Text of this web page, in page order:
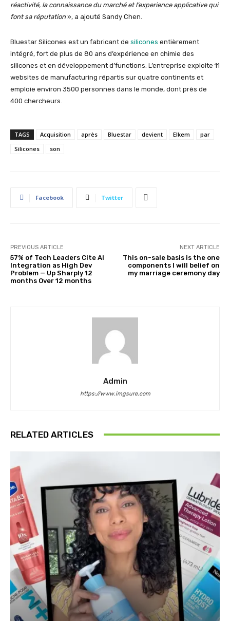
réactivité, la connaissance du marché et l’experience applicative qui
font sa réputation », a ajouté Sandy Chen.
Bluestar Silicones est un fabricant de silicones entièrement
intégré, fort de plus de 80 ans d’expérience en chimie des
silicones et en développement d’functions. L’entreprise exploite 11
websites de manufacturing répartis sur quatre continents et
emploie environ 3500 personnes dans le monde, dont près de
400 chercheurs.
TAGS Acquisition après Bluestar devient Elkem
par
Silicones
son
Facebook Twitter
PREVIOUS ARTICLE
57% of Tech Leaders Cite AI
Integration as High Dev
Problem — Up Sharply 12
months Over 12 months
NEXT ARTICLE
This on-sale basis is the one
components I will belief on
my marriage ceremony day
Admin
https://www.imgsure.com
RELATED ARTICLES